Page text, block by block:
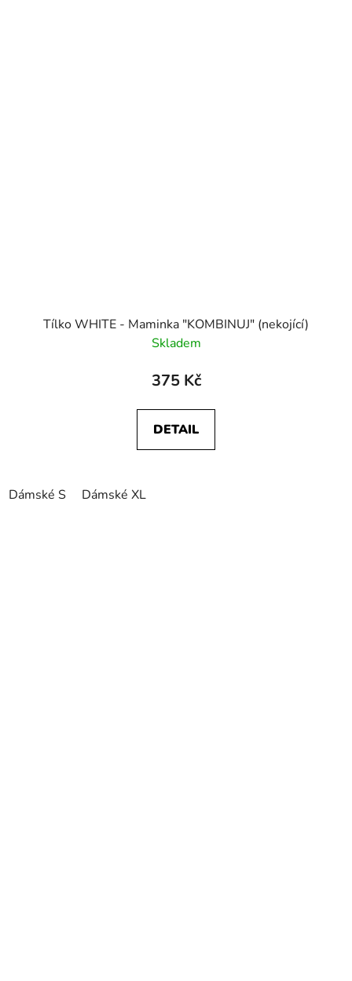
Tílko WHITE - Maminka "KOMBINUJ" (nekojící)
Skladem
375 Kč
DETAIL
Dámské S Dámské XL